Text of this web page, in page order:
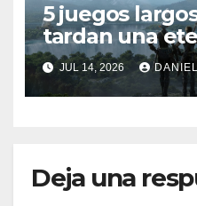
5 juegos
tardan una
completarse
JUL 14, 2026
Deja una